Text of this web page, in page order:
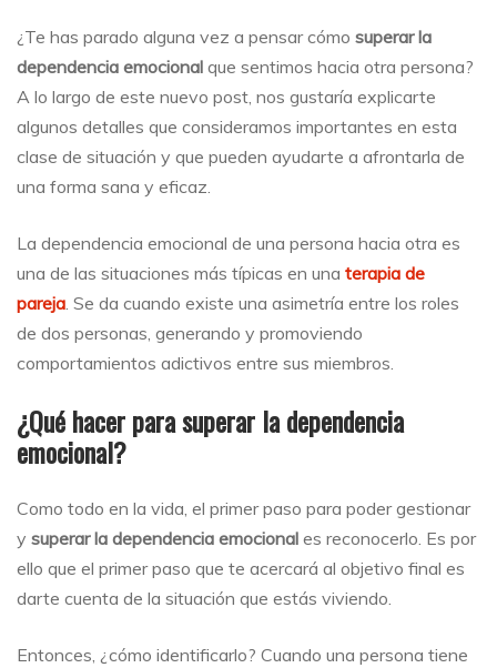
¿Te has parado alguna vez a pensar cómo superar la
dependencia emocional que sentimos hacia otra persona?
A lo largo de este nuevo post, nos gustaría explicarte
algunos detalles que consideramos importantes en esta
clase de situación y que pueden ayudarte a afrontarla de
una forma sana y eficaz.
La dependencia emocional de una persona hacia otra es
una de las situaciones más típicas en una terapia de
pareja. Se da cuando existe una asimetría entre los roles
de dos personas, generando y promoviendo
comportamientos adictivos entre sus miembros.
¿Qué hacer para superar la dependencia
emocional?
Como todo en la vida, el primer paso para poder gestionar
y superar la dependencia emocional es reconocerlo. Es por
ello que el primer paso que te acercará al objetivo final es
darte cuenta de la situación que estás viviendo.
Entonces, ¿cómo identificarlo? Cuando una persona tiene